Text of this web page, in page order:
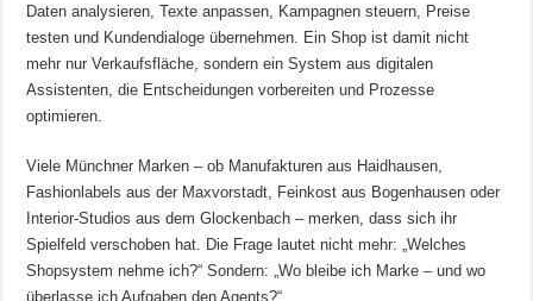
Daten analysieren, Texte anpassen, Kampagnen steuern, Preise
testen und Kundendialoge übernehmen. Ein Shop ist damit nicht
mehr nur Verkaufsfläche, sondern ein System aus digitalen
Assistenten, die Entscheidungen vorbereiten und Prozesse
optimieren.
Viele Münchner Marken – ob Manufakturen aus Haidhausen,
Fashionlabels aus der Maxvorstadt, Feinkost aus Bogenhausen oder
Interior-Studios aus dem Glockenbach – merken, dass sich ihr
Spielfeld verschoben hat. Die Frage lautet nicht mehr: „Welches
Shopsystem nehme ich?“ Sondern: „Wo bleibe ich Marke – und wo
überlasse ich Aufgaben den Agents?“